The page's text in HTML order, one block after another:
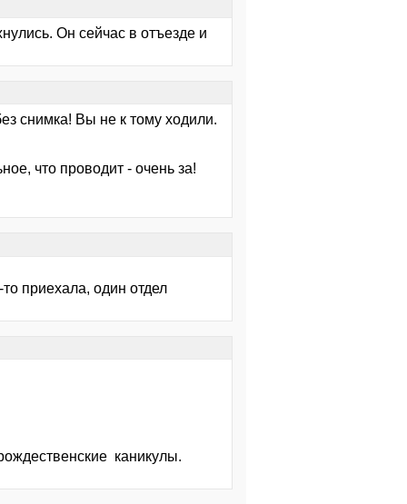
Он сейчас в отъезде и
снимка! Вы не к тому ходили.
что проводит - очень за!
приехала, один отдел
каникулы.